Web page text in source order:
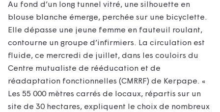
Au fond d’un long tunnel vitré, une silhouette en
blouse blanche émerge, perchée sur une bicyclette.
Elle dépasse une jeune femme en fauteuil roulant,
contourne un groupe d’infirmiers. La circulation est
fluide, ce mercredi de juillet, dans les couloirs du
Centre mutualiste de rééducation et de
réadaptation fonctionnelles (CMRRF) de Kerpape. «
Les 55 000 mètres carrés de locaux, répartis sur un
site de 30 hectares, expliquent le choix de nombreux